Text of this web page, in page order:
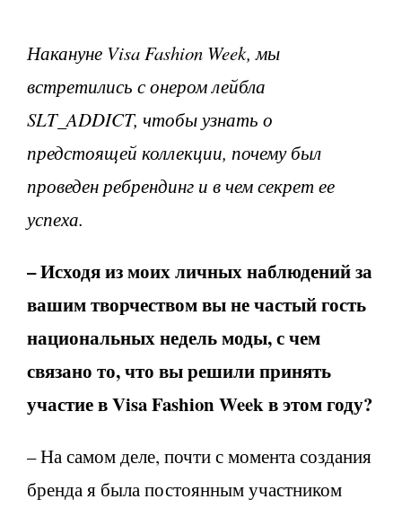
Накануне Visa Fashion Week, мы
встретились с онером лейбла
SLT_ADDICT, чтобы узнать о
предстоящей коллекции, почему был
проведен ребрендинг и в чем секрет ее
успеха.
– Исходя из моих личных наблюдений за
вашим творчеством вы не частый гость
национальных недель моды, с чем
связано то, что вы решили принять
участие в Visa Fashion Week в этом году?
– На самом деле, почти с момента создания
бренда я была постоянным участником